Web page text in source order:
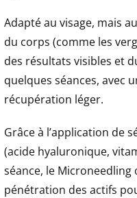
Adapté au visage, mais
du corps (comme les
des résultats visibles et
quelques séances, avec
récupération léger.
Grâce à l’application de
(acide hyaluronique,
séance, le Microneedling
pénétration des actifs